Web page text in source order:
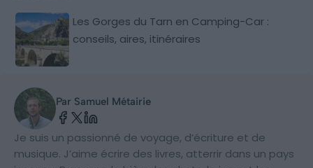
Les Gorges du Tarn en Camping-Car :
conseils, aires, itinéraires
Par Samuel Métairie
Je suis un passionné de voyage, d’écriture et de
musique. J’aime écrire des livres, atterrir dans un pays